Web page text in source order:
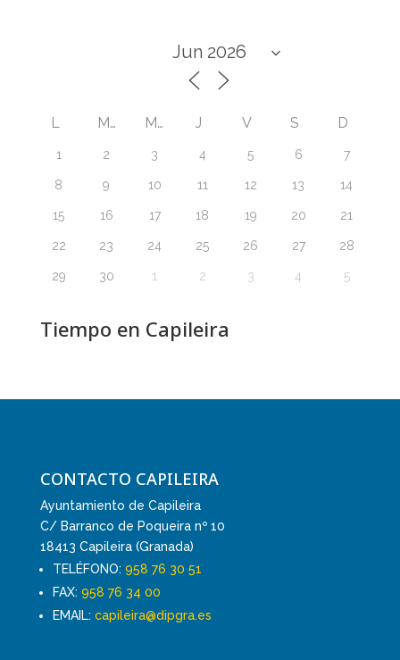
L M M J V S D
1 2 3 4 5 6 7
8 9 10 11 12 13 14
15 16 17 18 19 20 21
22 23 24 25 26 27 28
29 30 1 2 3 4 5
Tiempo en Capileira
CONTACTO CAPILEIRA
Ayuntamiento de Capileira
C/ Barranco de Poqueira nº 10
18413 Capileira (Granada)
TELÉFONO: 958 76 30 51
FAX: 958 76 34 00
EMAIL: capileira@dipgra.es